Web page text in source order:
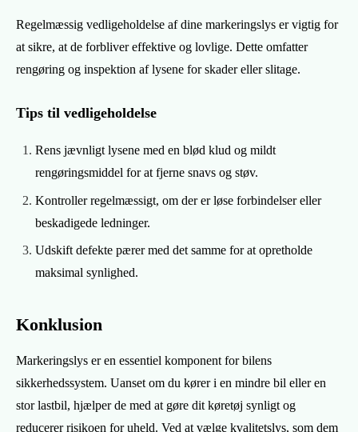
Regelmæssig vedligeholdelse af dine markeringslys er vigtig for
at sikre, at de forbliver effektive og lovlige. Dette omfatter
rengøring og inspektion af lysene for skader eller slitage.
Tips til vedligeholdelse
Rens jævnligt lysene med en blød klud og mildt
rengøringsmiddel for at fjerne snavs og støv.
Kontroller regelmæssigt, om der er løse forbindelser eller
beskadigede ledninger.
Udskift defekte pærer med det samme for at opretholde
maksimal synlighed.
Konklusion
Markeringslys er en essentiel komponent for bilens
sikkerhedssystem. Uanset om du kører i en mindre bil eller en
stor lastbil, hjælper de med at gøre dit køretøj synligt og
reducerer risikoen for uheld. Ved at vælge kvalitetslys, som dem